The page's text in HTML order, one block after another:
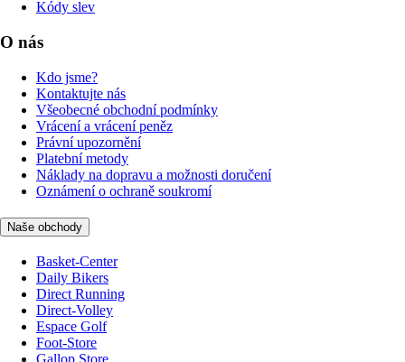
Kódy slev
O nás
Kdo jsme?
Kontaktujte nás
Všeobecné obchodní podmínky
Vrácení a vrácení peněz
Právní upozornění
Platební metody
Náklady na dopravu a možnosti doručení
Oznámení o ochraně soukromí
Naše obchody
Basket-Center
Daily Bikers
Direct Running
Direct-Volley
Espace Golf
Foot-Store